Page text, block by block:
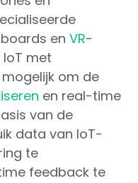
en VR-
met
om de
en real-time
van de
data van IoT-
te
feedback te